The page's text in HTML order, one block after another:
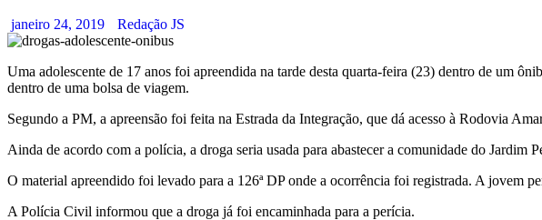
janeiro 24, 2019 Redação JS
Uma adolescente de 17 anos foi apreendida na tarde desta quarta-feira (23) dentro de um
dentro de uma bolsa de viagem.
Segundo a PM, a apreensão foi feita na Estrada da Integração, que dá acesso à Rodovia
Ainda de acordo com a polícia, a droga seria usada para abastecer a comunidade do Jardim
O material apreendido foi levado para a 126ª DP onde a ocorrência foi registrada. A jovem
A Polícia Civil informou que a droga já foi encaminhada para a perícia.